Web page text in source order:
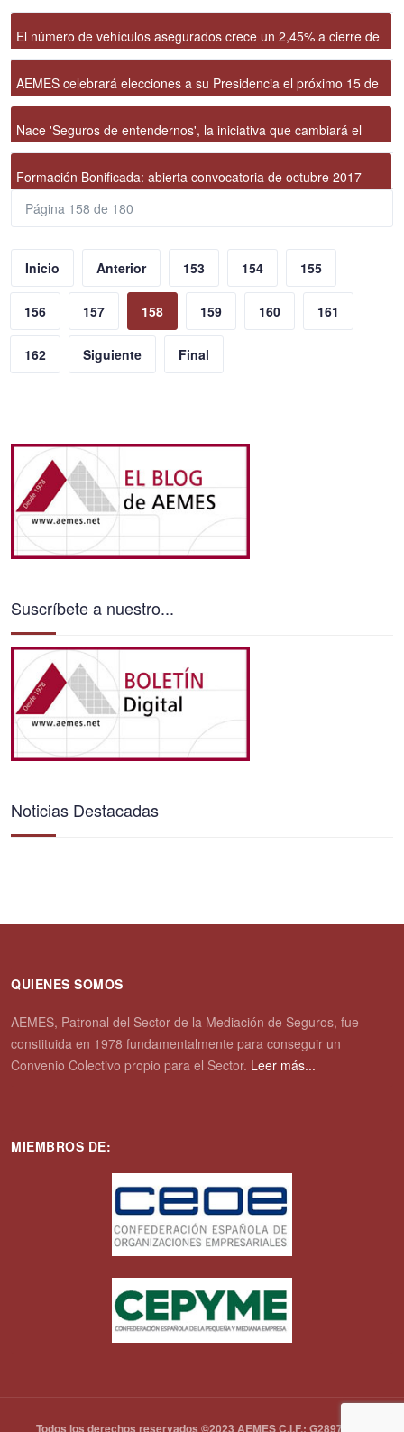
El número de vehículos asegurados crece un 2,45% a cierre de
AEMES celebrará elecciones a su Presidencia el próximo 15 de
Nace 'Seguros de entendernos', la iniciativa que cambiará el
Formación Bonificada: abierta convocatoria de octubre 2017
Página 158 de 180
Inicio Anterior 153 154 155
156 157 158 159 160 161
162 Siguiente Final
Suscríbete a nuestro...
Noticias Destacadas
QUIENES SOMOS
AEMES, Patronal del Sector de la Mediación de Seguros, fue
constituida en 1978 fundamentalmente para conseguir un
Convenio Colectivo propio para el Sector. Leer más...
MIEMBROS DE:
Todos los derechos reservados ©2023 AEMES C.I.F.: G28972792